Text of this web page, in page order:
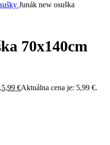
Junák new osuška
70x140cm
5,99 €Aktuálna cena je: 5,99 €.